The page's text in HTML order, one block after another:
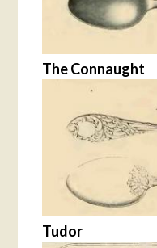
The Connaught
Tudor